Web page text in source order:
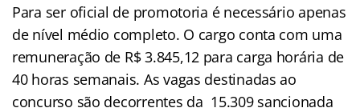
Para ser oficial de promotoria é necessário apenas
de nível médio completo. O cargo conta com uma
remuneração de R$ 3.845,12 para carga horária de
40 horas semanais. As vagas destinadas ao
concurso são decorrentes da 15.309 sancionada